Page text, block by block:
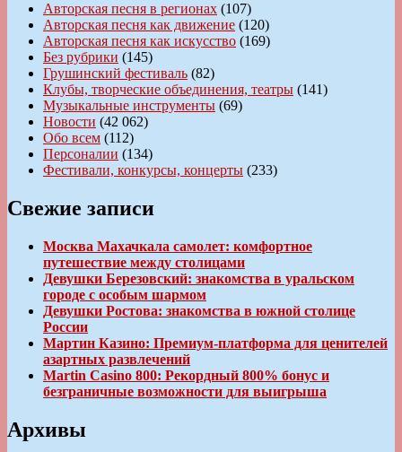
Авторская песня в регионах (107)
Авторская песня как движение (120)
Авторская песня как искусство (169)
Без рубрики (145)
Грушинский фестиваль (82)
Клубы, творческие объединения, театры (141)
Музыкальные инструменты (69)
Новости (42 062)
Обо всем (112)
Персоналии (134)
Фестивали, конкурсы, концерты (233)
Свежие записи
Москва Махачкала самолет: комфортное
путешествие между столицами
Девушки Березовский: знакомства в уральском
городе с особым шармом
Девушки Ростова: знакомства в южной столице
России
Мартин Казино: Премиум-платформа для ценителей
азартных развлечений
Martin Casino 800: Рекордный 800% бонус и
безграничные возможности для выигрыша
Архивы